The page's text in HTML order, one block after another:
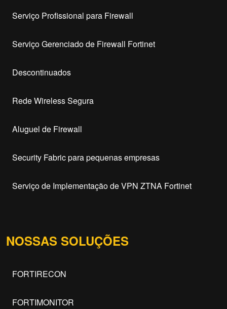
Serviço Profissional para Firewall
Serviço Gerenciado de Firewall Fortinet
Descontinuados
Rede Wireless Segura
Aluguel de Firewall
Security Fabric para pequenas empresas
Serviço de Implementação de VPN ZTNA Fortinet
NOSSAS SOLUÇÕES
FORTIRECON
FORTIMONITOR